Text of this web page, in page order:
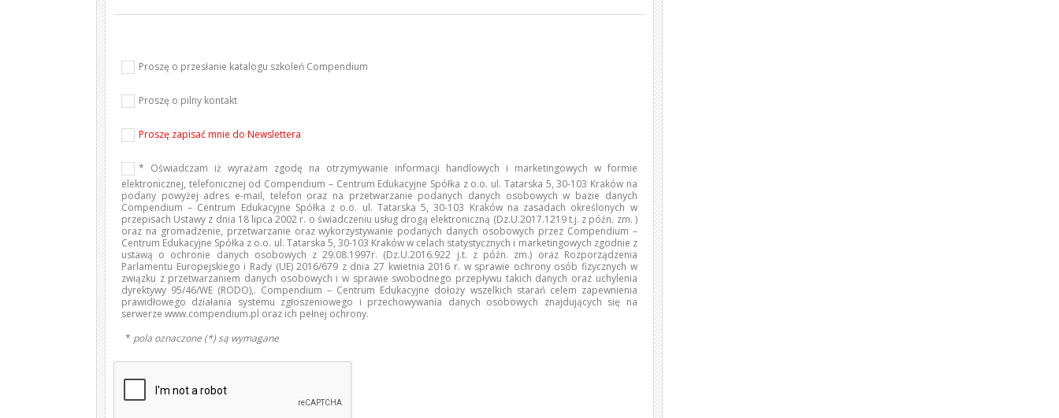
Proszę o przesłanie katalogu szkoleń Compendium
Proszę o pilny kontakt
Proszę zapisać mnie do Newslettera
* Oświadczam iż wyrażam zgodę na otrzymywanie informacji handlowych i marketingowych w formie
elektronicznej, telefonicznej od Compendium – Centrum Edukacyjne Spółka z o.o. ul. Tatarska 5, 30-103 Kraków na
podany powyżej adres e-mail, telefon oraz na przetwarzanie podanych danych osobowych w bazie danych
Compendium – Centrum Edukacyjne Spółka z o.o. ul. Tatarska 5, 30-103 Kraków na zasadach określonych w
przepisach Ustawy z dnia 18 lipca 2002 r. o świadczeniu usług drogą elektroniczną (Dz.U.2017.1219 t.j. z późn. zm. )
oraz na gromadzenie, przetwarzanie oraz wykorzystywanie podanych danych osobowych przez Compendium –
Centrum Edukacyjne Spółka z o.o. ul. Tatarska 5, 30-103 Kraków w celach statystycznych i marketingowych zgodnie z
ustawą o ochronie danych osobowych z 29.08.1997r. (Dz.U.2016.922 j.t. z późn. zm.) oraz Rozporządzenia
Parlamentu Europejskiego i Rady (UE) 2016/679 z dnia 27 kwietnia 2016 r. w sprawie ochrony osób fizycznych w
związku z przetwarzaniem danych osobowych i w sprawie swobodnego przepływu takich danych oraz uchylenia
dyrektywy 95/46/WE (RODO),. Compendium – Centrum Edukacyjne dołoży wszelkich starań celem zapewnienia
prawidłowego działania systemu zgłoszeniowego i przechowywania danych osobowych znajdujących się na
serwerze www.compendium.pl oraz ich pełnej ochrony.
* pola oznaczone (*) są wymagane